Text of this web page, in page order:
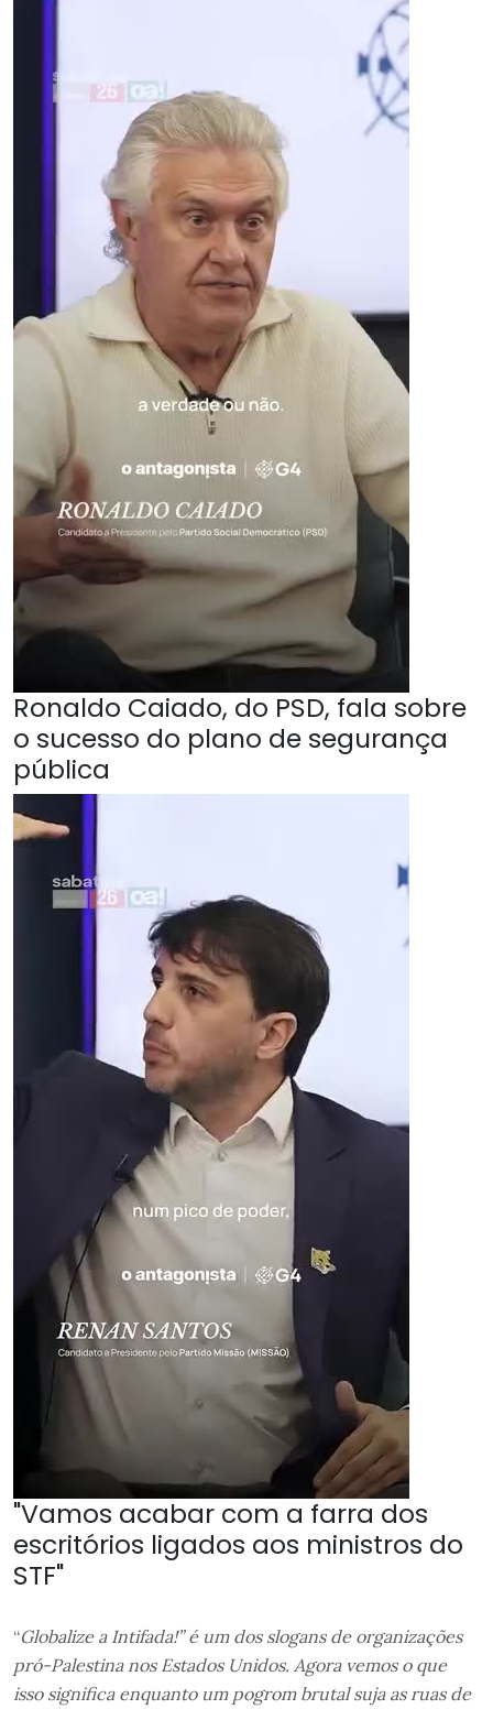
Ronaldo Caiado, do PSD, fala sobre
o sucesso do plano de segurança
pública
"Vamos acabar com a farra dos
escritórios ligados aos ministros do
STF"
“Globalize a Intifada!” é um dos slogans de organizações
pró-Palestina nos Estados Unidos. Agora vemos o que
isso significa enquanto um pogrom brutal suja as ruas de